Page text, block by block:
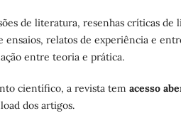
de literatura, resenhas críticas de
relatos de experiência e
entre teoria e prática.
científico, a revista tem acesso
dos artigos.